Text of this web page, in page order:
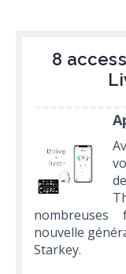
8
nouvelle
Starkey.